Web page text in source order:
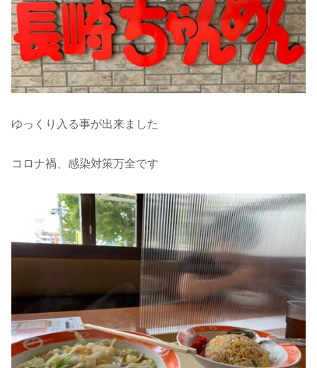
ゆっくり入る事が出来ました
コロナ禍、感染対策万全です